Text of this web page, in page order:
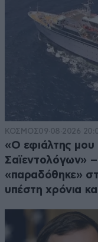
ΚΟΣΜΟΣ09·08·2026
«Ο εφιάλτης μου
Σαϊεντολόγων»
«παραδόθηκε»
υπέστη χρόνια